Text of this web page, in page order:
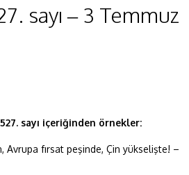
sayı – 3 Temmuz
sayı içeriğinden örnekler:
Avrupa fırsat peşinde, Çin yükselişte! –